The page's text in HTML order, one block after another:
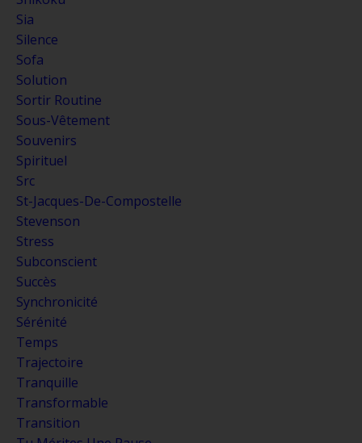
Sia
Silence
Sofa
Solution
Sortir Routine
Sous-Vêtement
Souvenirs
Spirituel
Src
St-Jacques-De-Compostelle
Stevenson
Stress
Subconscient
Succès
Synchronicité
Sérénité
Temps
Trajectoire
Tranquille
Transformable
Transition